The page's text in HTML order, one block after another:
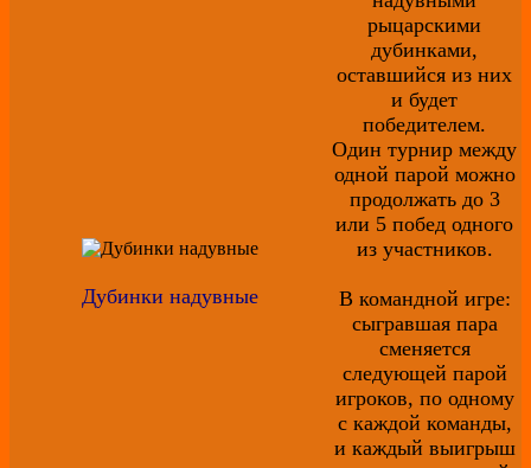
Дубинки надувные
рыцарскими
дубинками,
оставшийся из них
и будет
победителем.
Один турнир между
одной парой можно
продолжать до 3
или 5 побед одного
из участников.
В командной игре:
сыгравшая пара
сменяется
следующей парой
игроков, по одному
с каждой команды,
и каждый выигрыш